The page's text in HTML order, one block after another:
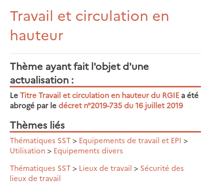
Travail et circulation en
hauteur
Thème ayant fait l'objet d'une
actualisation
LeTitre Travail et circulation en hauteur du RGIE a été
abrogé par ledécret n°2019-735 du 16 juillet 2019
Thèmes liés
Thématiques SST> Equipements de travail et EPI >
Utilisation > Equipements divers
Thématiques SST> Lieux de travail > Sécurité des
lieux de travail